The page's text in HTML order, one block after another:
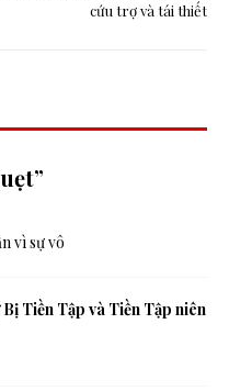
cứu trợ và tái thiết
vì sự vô
Tiền Tập và Tiền Tập niên